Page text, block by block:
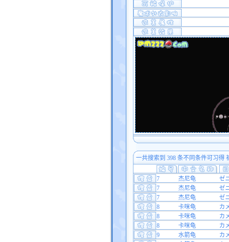
一共搜索到 398 条不同条件可习得
7 杰尼龟 ゼ
7
杰尼龟 ゼ
7
杰尼龟 ゼ
8
卡咪龟 カ
8
卡咪龟 カ
8
卡咪龟 カ
9
水箭龟 カ